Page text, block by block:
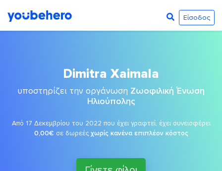
Είσοδος
Dimitra Xaimala
υποστηρίζει την οργάνωση Ζωοφιλική Ένωση
Ηλιούπολης
Από 17 Δεκεμβρίου του 2022 που έχει γραφτεί, έχει συνεισφέρει
0,00€ σε δωρεές χωρίς κανένα επιπλέον κόστος